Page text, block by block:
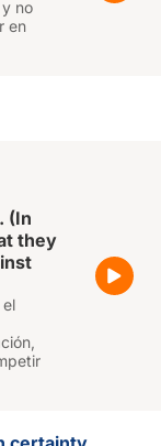
no
en
(In
they